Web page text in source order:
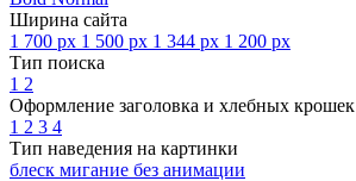
Ширина сайта
1 700 px 1 500 px 1 344 px 1 200 px
Тип поиска
1 2
Оформление заголовка и хлебных крошек
1 2 3 4
Тип наведения на картинки
блеск мигание без анимации